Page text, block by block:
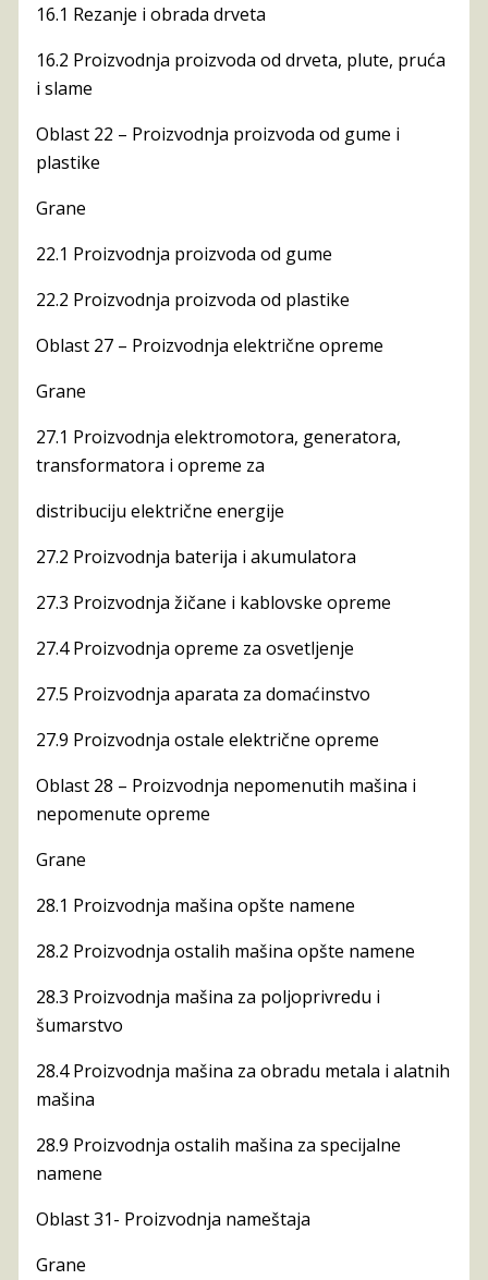
16.1 Rezanje i obrada drveta
16.2 Proizvodnja proizvoda od drveta, plute, pruća
i slame
Oblast 22 – Proizvodnja proizvoda od gume i
plastike
Grane
22.1 Proizvodnja proizvoda od gume
22.2 Proizvodnja proizvoda od plastike
Oblast 27 – Proizvodnja električne opreme
Grane
27.1 Proizvodnja elektromotora, generatora,
transformatora i opreme za
distribuciju električne energije
27.2 Proizvodnja baterija i akumulatora
27.3 Proizvodnja žičane i kablovske opreme
27.4 Proizvodnja opreme za osvetljenje
27.5 Proizvodnja aparata za domaćinstvo
27.9 Proizvodnja ostale električne opreme
Oblast 28 – Proizvodnja nepomenutih mašina i
nepomenute opreme
Grane
28.1 Proizvodnja mašina opšte namene
28.2 Proizvodnja ostalih mašina opšte namene
28.3 Proizvodnja mašina za poljoprivredu i
šumarstvo
28.4 Proizvodnja mašina za obradu metala i alatnih
mašina
28.9 Proizvodnja ostalih mašina za specijalne
namene
Oblast 31- Proizvodnja nameštaja
Grane